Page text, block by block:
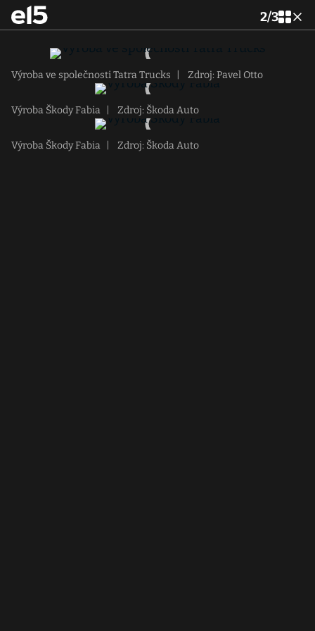
2/3
Výroba ve společnosti Tatra Trucks Zdroj: Pavel Otto
Výroba Škody Fabia Zdroj: Škoda Auto
Výroba Škody Fabia Zdroj: Škoda Auto